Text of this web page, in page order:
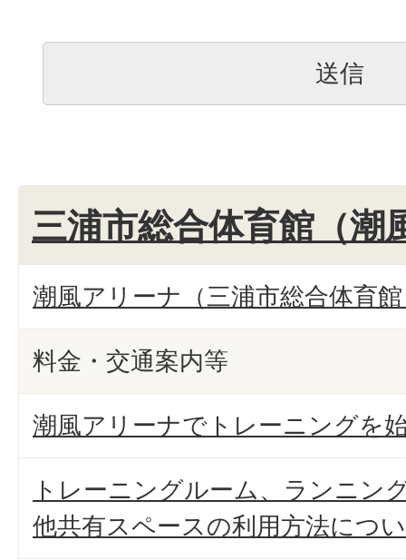
三浦市総合体育館（潮
潮風アリーナ（三浦市総合体育
料金・交通案内等
潮風アリーナでトレーニングを
トレーニングルーム、ランニン
他共有スペースの利用方法につ